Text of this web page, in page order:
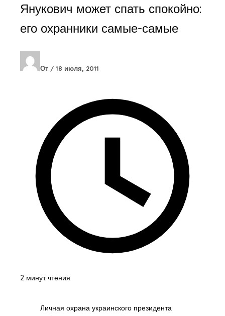
Янукович может спать спокойно:
его охранники самые-самые
От / 18 июля, 2011
2 минут чтения
Личная охрана украинского президента